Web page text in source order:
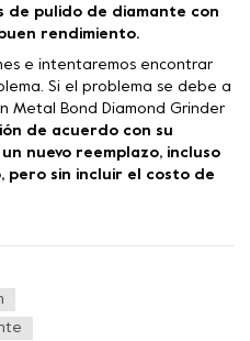
de pulido de diamante con
rendimiento.
e intentaremos encontrar
Si el problema se debe a
Metal Bond Diamond Grinder
de acuerdo con su
nuevo reemplazo, incluso
pero sin incluir el costo de